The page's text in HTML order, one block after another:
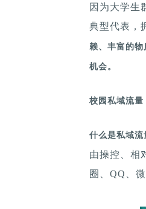
因为大学生
典型代表，
赖、丰富的
机会。
校园私域流量
什么是私域流
由操控、相
圈、QQ、